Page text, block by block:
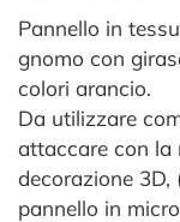
Pannello in
gnomo con
colori arancio.
Da utilizzare
attaccare con la
decorazione 3D,
pannello in